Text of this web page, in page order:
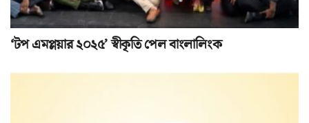
‘টপ এমপ্লয়ার ২০২৫’ স্বীকৃতি পেল বাংলালিংক